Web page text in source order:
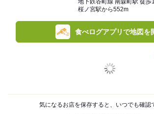
地下鉄谷町線 南森町駅 徒歩
桜ノ宮駅から552m
食べログアプリで地図を
気になるお店を保存すると、いつでも確認